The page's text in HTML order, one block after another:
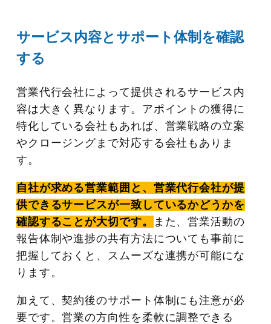
サービス内容とサポート体制を確認
する
営業代行会社によって提供されるサービス内
容は大きく異なります。アポイントの獲得に
特化している会社もあれば、営業戦略の立案
やクロージングまで対応する会社もありま
す。
自社が求める営業範囲と、営業代行会社が提
供できるサービスが一致しているかどうかを
確認することが大切です。
また、営業活動の
報告体制や進捗の共有方法についても事前に
把握しておくと、スムーズな連携が可能にな
ります。
加えて、契約後のサポート体制にも注意が必
要です。営業の方向性を柔軟に調整できる